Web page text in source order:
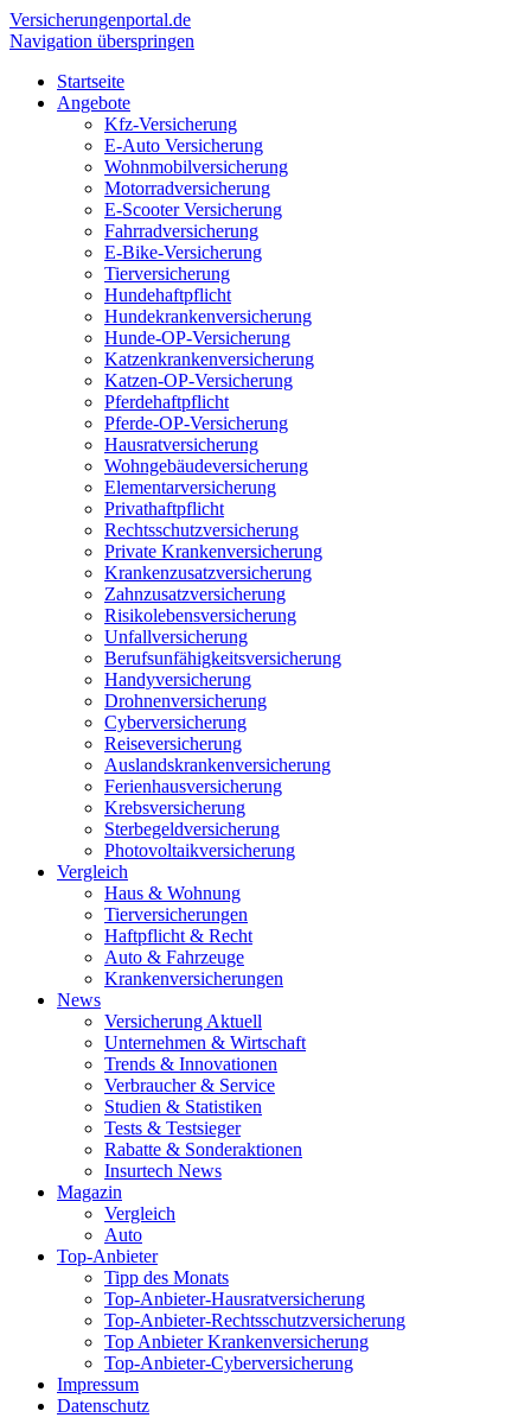
Versicherungenportal.de
Navigation überspringen
Startseite
Angebote
Kfz-Versicherung
E-Auto Versicherung
Wohnmobilversicherung
Motorradversicherung
E-Scooter Versicherung
Fahrradversicherung
E-Bike-Versicherung
Tierversicherung
Hundehaftpflicht
Hundekrankenversicherung
Hunde-OP-Versicherung
Katzenkrankenversicherung
Katzen-OP-Versicherung
Pferdehaftpflicht
Pferde-OP-Versicherung
Hausratversicherung
Wohngebäudeversicherung
Elementarversicherung
Privathaftpflicht
Rechtsschutzversicherung
Private Krankenversicherung
Krankenzusatzversicherung
Zahnzusatzversicherung
Risikolebensversicherung
Unfallversicherung
Berufsunfähigkeitsversicherung
Handyversicherung
Drohnenversicherung
Cyberversicherung
Reiseversicherung
Auslandskrankenversicherung
Ferienhausversicherung
Krebsversicherung
Sterbegeldversicherung
Photovoltaikversicherung
Vergleich
Haus & Wohnung
Tierversicherungen
Haftpflicht & Recht
Auto & Fahrzeuge
Krankenversicherungen
News
Versicherung Aktuell
Unternehmen & Wirtschaft
Trends & Innovationen
Verbraucher & Service
Studien & Statistiken
Tests & Testsieger
Rabatte & Sonderaktionen
Insurtech News
Magazin
Vergleich
Auto
Top-Anbieter
Tipp des Monats
Top-Anbieter-Hausratversicherung
Top-Anbieter-Rechtsschutzversicherung
Top Anbieter Krankenversicherung
Top-Anbieter-Cyberversicherung
Impressum
Datenschutz